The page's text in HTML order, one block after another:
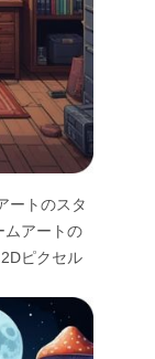
ートのスタ
ムアートの
ピクセル